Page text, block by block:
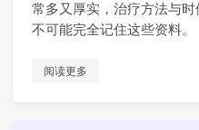
常多又厚实，治疗方法与
不可能完全记住这些资料。
阅读更多